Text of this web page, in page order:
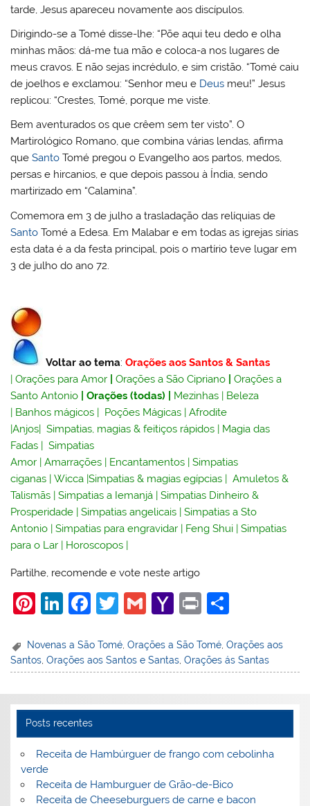
tarde, Jesus apareceu novamente aos discípulos.
Dirigindo-se a Tomé disse-lhe: “Põe aqui teu dedo e olha
minhas mãos: dá-me tua mão e coloca-a nos lugares de
meus cravos. E não sejas incrédulo, e sim cristão. “Tomé caiu
de joelhos e exclamou: “Senhor meu e Deus meu!” Jesus
replicou: “Crestes, Tomé, porque me viste.
Bem aventurados os que crêem sem ter visto”. O
Martirológico Romano, que combina várias lendas, afirma
queSanto Tomé pregou o Evangelho aos partos, medos,
persas e hircanios, e que depois passou à Índia, sendo
martirizado em “Calamina”.
Comemora em 3 de julho a trasladação das relíquias de
Santo Tomé a Edesa. Em Malabar e em todas as igrejas sírias
esta data é a da festa principal, pois o martírio teve lugar em
3 de julho do ano 72.
Voltar ao tema:Orações aos Santos & Santas
|Orações para Amor Orações a São Cipriano |Orações a
Santo Antonio
|Orações (todas) Mezinhas | Beleza
| Banhos mágicos | Poções Mágicas |Afrodite
|Anjos|Simpatias, magias & feitiços rápidos | Magia das
Fadas |Simpatias
Amor |Amarrações | Encantamentos |Simpatias
ciganas |Wicca |Simpatias & magias egípcias |Amuletos &
Talismãs |Simpatias a Iemanjá |Simpatias Dinheiro &
Prosperidade |Simpatias angelicais |Simpatias a Sto
Antonio |Simpatias para engravidar | Feng Shui |Simpatias
para o Lar | Horoscopos |
Partilhe, recomende e vote neste artigo
Pi
er
e
st
Li
k
e
n
F
c
e
o
o
k
T
itt
er
G
ai
l
Y
h
o
M
ai
l
Pr
t
ar
e
Novenas a São Tomé ,Orações a São Tomé ,Orações aos
Santos ,Orações aos Santos e Santas ,Orações ás Santas
Posts recentes
Receita de Hambúrguer de frango com cebolinha
verde
Receita de Hamburguer de Grão-de-Bico
Receita de Cheeseburguers de carne e bacon